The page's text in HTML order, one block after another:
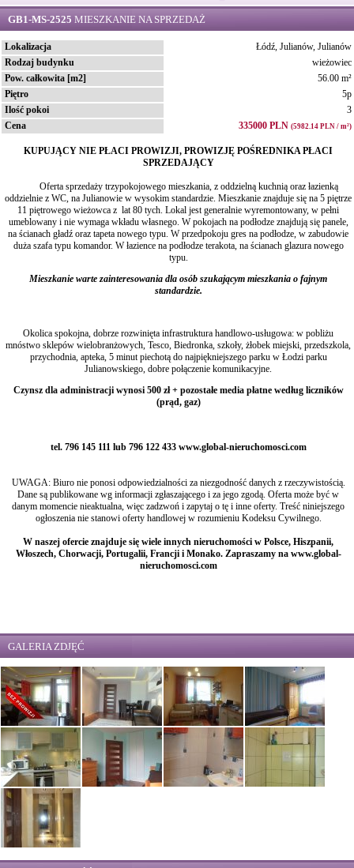
GB1-MS-2525 MIESZKANIE NA SPRZEDAŻ
Lokalizacja
Łódź, Julianów, Julianów
Rodzaj budynku
wieżowiec
Pow. całkowita [m2]
56.00 m²
Piętro
5p
Ilość pokoi
3
Cena
335000 PLN (5982.14 PLN / m²)
KUPUJĄCY NIE PŁACI PROWIZJI, PROWIZJĘ POŚREDNIKA PŁACI
SPRZEDAJĄCY
Oferta sprzedaży trzypokojowego mieszkania, z oddzielną kuchnią oraz łazienką
oddzielnie z WC, na Julianowie w wysokim standardzie. Mieszkanie znajduje się na 5 piętrze
11 piętrowego wieżowca z lat 80 tych. Lokal jest generalnie wyremontowany, w pełni
umeblowany i nie wymaga wkładu własnego. W pokojach na podłodze znajdują się panele,
na ścianach gładź oraz tapeta nowego typu. W przedpokoju gres na podłodze, w zabudowie
duża szafa typu komandor. W łazience na podłodze terakota, na ścianach glazura nowego
typu.
Mieszkanie warte zainteresowania dla osób szukającym mieszkania o fajnym
standardzie.
Okolica spokojna, dobrze rozwinięta infrastruktura handlowo-usługowa: w pobliżu
mnóstwo sklepów wielobranżowych, Tesco, Biedronka, szkoły, żłobek miejski, przedszkola,
przychodnia, apteka, 5 minut piechotą do najpiękniejszego parku w Łodzi parku
Julianowskiego, dobre połączenie komunikacyjne.
Czynsz dla administracji wynosi 500 zł + pozostałe media płatne według liczników
(prąd, gaz)
tel. 796 145 111 lub 796 122 433 www.global-nieruchomosci.com
UWAGA: Biuro nie ponosi odpowiedzialności za niezgodność danych z rzeczywistością.
Dane są publikowane wg informacji zgłaszającego i za jego zgodą. Oferta może być w
danym momencie nieaktualna, więc zadzwoń i zapytaj o tę i inne oferty. Treść niniejszego
ogłoszenia nie stanowi oferty handlowej w rozumieniu Kodeksu Cywilnego.
W naszej ofercie znajduje się wiele innych nieruchomości w Polsce, Hiszpanii,
Włoszech, Chorwacji, Portugalii, Francji i Monako. Zapraszamy na www.global-
nieruchomosci.com
GALERIA ZDJĘĆ